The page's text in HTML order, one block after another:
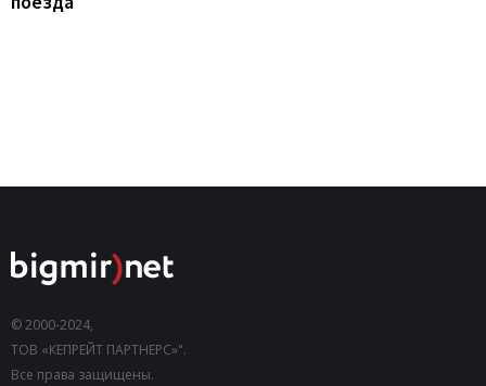
© 2000-2024,
ТОВ «КЕПРЕЙТ ПАРТНЕРС»".
Все права защищены.